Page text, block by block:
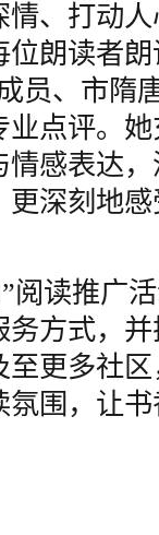
、打动
朗读者
员、市隋
点评。
感表达
深刻地
阅读推广
方式，
更多社
围，让